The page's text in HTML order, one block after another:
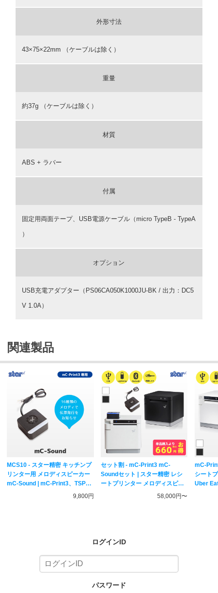
外形寸法
43×75×22mm （ケーブルは除く）
重量
約37g （ケーブルは除く）
材質
ABS + ラバー
付属
固定用両面テープ、USB電源ケーブル（micro TypeB - TypeA
）
オプション
USB充電アダプター（PS06CA050K1000JU-BK / 出力：DC5
V 1.0A）
関連製品
MCS10 - スター精密 キッチンプ
リンター用 メロディスピーカー
mC-Sound | mC-Print3、TSPシ
9,800円
セット割 - mC-Print3 mC-
Soundセット | スター精密 レシ
ートプリンター メロディスピー
58,000円〜
mC-
シート
Uber
ログインID
パスワード